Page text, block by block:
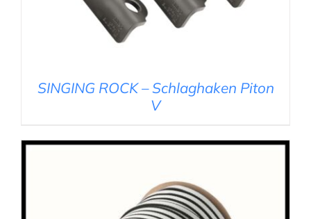
SINGING ROCK – Schlaghaken Piton
V